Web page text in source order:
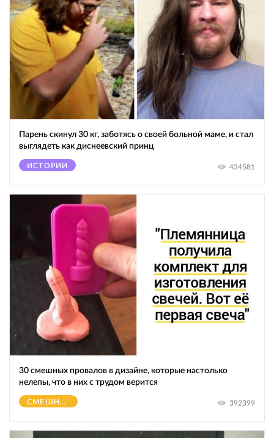
Парень скинул 30 кг, заботясь о своей больной маме, и стал
выглядеть как диснеевский принц
ИСТОРИИ 434581
30 смешных провалов в дизайне, которые настолько
нелепы, что в них с трудом верится
СМЕШНОЕ 392399